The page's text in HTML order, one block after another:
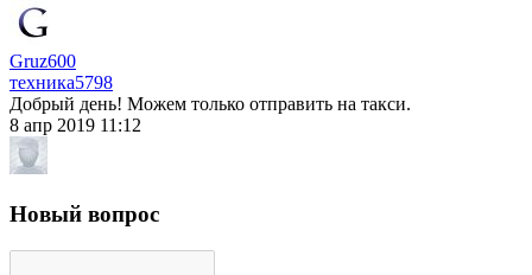
Gruz600
техника5798
Добрый день! Можем только отправить на такси.
8 апр 2019 11:12
Новый вопрос